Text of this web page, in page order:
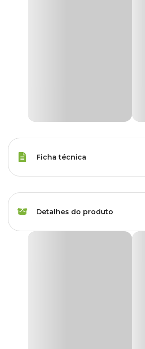
Ficha técnica
Gênero Unissex
Detalhes do produto